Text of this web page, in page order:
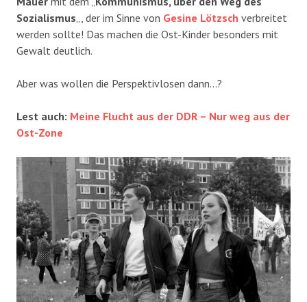
Sozialismus „, der im Sinne von Gesine Lötzsch verbreitet
werden sollte! Das machen die Ost-Kinder besonders mit
Gewalt deutlich.
Aber was wollen die Perspektivlosen dann…?
Lest auch: Meine Flucht aus der DDR – Nur weg aus der
Ost-Zone